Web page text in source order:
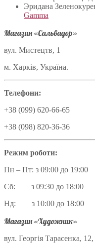
Эридана
Gamma
Магазин «Сальвадор»
вул. Мистецтв, 1
м. Харків, Україна.
Телефони:
+38 (099) 620-66-65
+38 (098) 820-36-36
Режим роботи:
Пн – Пт: з 09:00 до 19:00
Сб: з 09:30 до 18:00
Нд: з 10:00 до 18:00
Магазин «Художник»
вул. Георгія Тарасенка, 12,